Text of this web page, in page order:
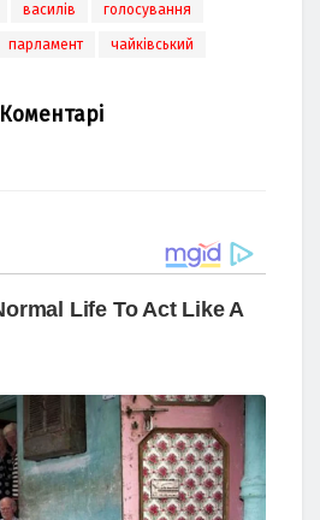
василів голосування
парламент чайківський
Коментарі